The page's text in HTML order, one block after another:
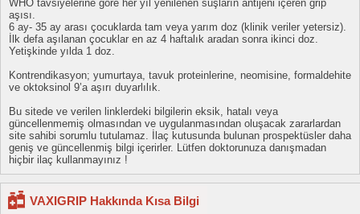
WHO tavsiyelerine göre her yıl yenilenen suşların antijeni içeren grip
aşısı.
6 ay- 35 ay arası çocuklarda tam veya yarım doz (klinik veriler yetersiz).
İlk defa aşılanan çocuklar en az 4 haftalık aradan sonra ikinci doz.
Yetişkinde yılda 1 doz.
Kontrendikasyon; yumurtaya, tavuk proteinlerine, neomisine, formaldehite
ve oktoksinol 9’a aşırı duyarlılık.
Bu sitede ve verilen linklerdeki bilgilerin eksik, hatalı veya
güncellenmemiş olmasından ve uygulanmasından oluşacak zararlardan
site sahibi sorumlu tutulamaz. İlaç kutusunda bulunan prospektüsler daha
geniş ve güncellenmiş bilgi içerirler. Lütfen doktorunuza danışmadan
hiçbir ilaç kullanmayınız !
VAXIGRIP Hakkında Kısa Bilgi